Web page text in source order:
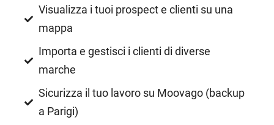
Visualizza i tuoi prospect e clienti su una
mappa
Importa e gestisci i clienti di diverse
marche
Sicurizza il tuo lavoro su Moovago (backup
a Parigi)